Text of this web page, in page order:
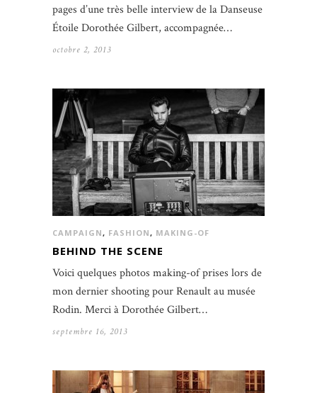
pages d’une très belle interview de la Danseuse
Étoile Dorothée Gilbert, accompagnée…
octobre 2, 2013
CAMPAIGN, FASHION, MAKING-OF
BEHIND THE SCENE
Voici quelques photos making-of prises lors de
mon dernier shooting pour Renault au musée
Rodin. Merci à Dorothée Gilbert…
septembre 16, 2013